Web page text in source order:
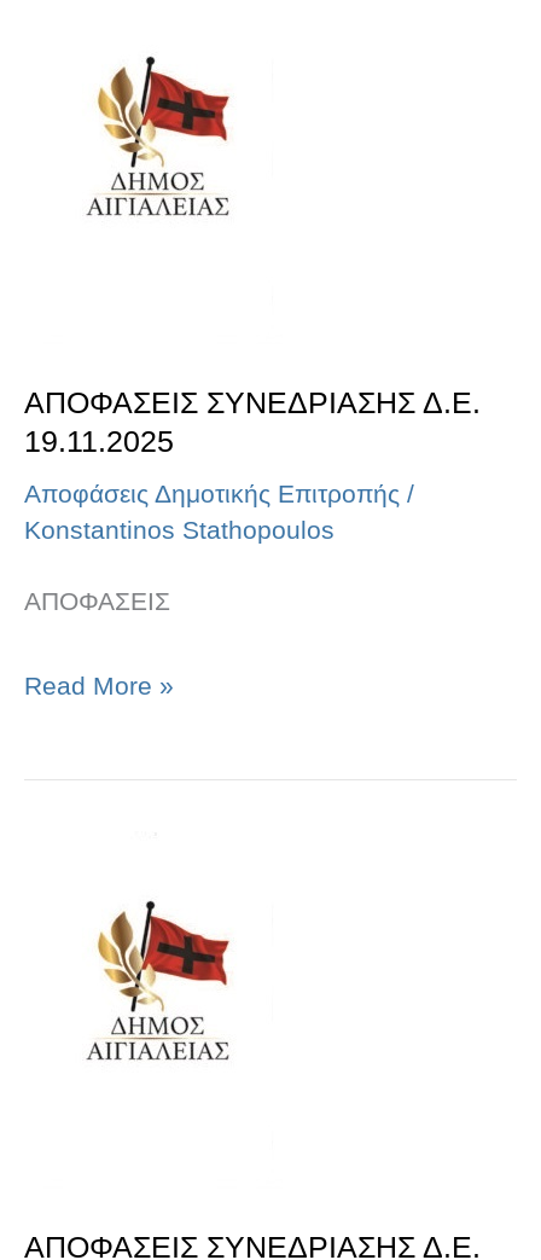
ΑΠΟΦΑΣΕΙΣ ΣΥΝΕΔΡΙΑΣΗΣ Δ.Ε.
19.11.2025
Αποφάσεις Δημοτικής Επιτροπής /
Konstantinos Stathopoulos
ΑΠΟΦΑΣΕΙΣ
ΣΥΝΕΔΡΙΑΣΗΣ
19.11.2025
Read More »
ΑΠΟΦΑΣΕΙΣ ΣΥΝΕΔΡΙΑΣΗΣ Δ.Ε.
ΣΥΝΕΔΡΙΑΣΗΣ
12.11.2025